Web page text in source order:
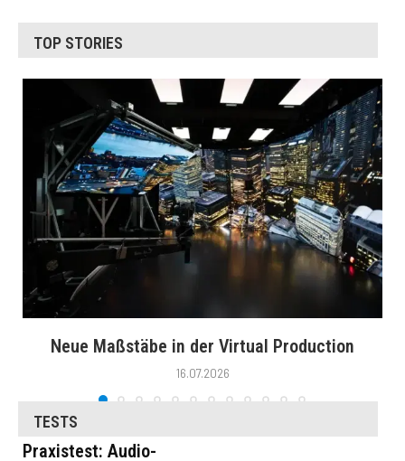
TOP STORIES
Neue Maßstäbe in der Virtual Production
16.07.2026
TESTS
Praxistest: Audio-